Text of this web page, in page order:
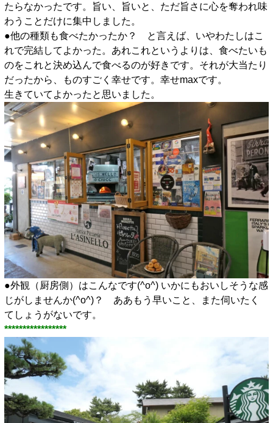
たらなかったです。旨い、旨いと、ただ旨さに心を奪われ味
わうことだけに集中しました。
●他の種類も食べたかったか？ と言えば、いやわたしはこ
れで完結してよかった。あれこれというよりは、食べたいも
のをこれと決め込んで食べるのが好きです。それが大当たり
だったから、ものすごく幸せです。幸せmaxです。
生きていてよかったと思いました。
●外観（厨房側）はこんなです(^o^) いかにもおいしそうな感
じがしませんか(^o^)？ ああもう早いこと、また伺いたく
てしょうがないです。
*****************